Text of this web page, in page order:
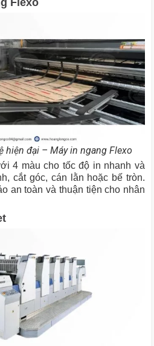
hiện đại – Máy in ngang Flexo
4 màu cho tốc độ in nhanh và
cắt góc, cán lằn hoặc bế tròn.
an toàn và thuận tiện cho nhân